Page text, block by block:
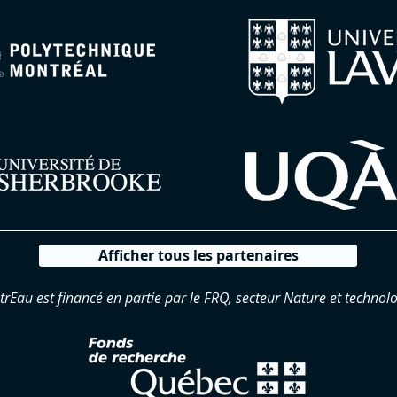
Afficher tous les partenaires
est financé en partie par le FRQ, secteur Nature et